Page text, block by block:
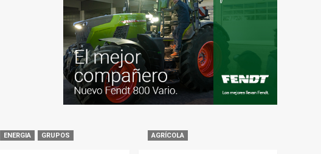
ENERGIA GRUPOS AGRÍCOLA